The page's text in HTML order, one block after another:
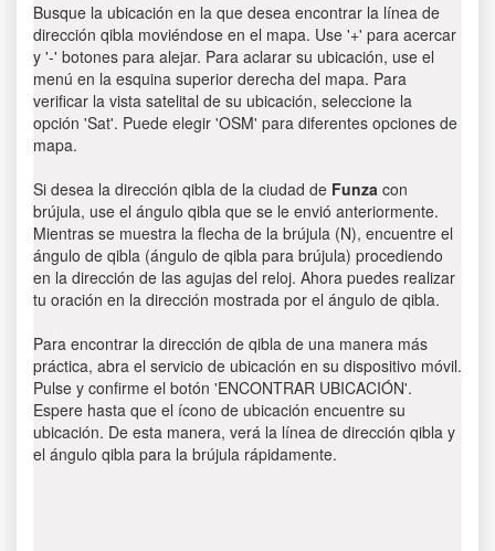
Busque la ubicación en la que desea encontrar la línea de
dirección qibla moviéndose en el mapa. Use '+' para acercar
y '-' botones para alejar. Para aclarar su ubicación, use el
menú en la esquina superior derecha del mapa. Para
verificar la vista satelital de su ubicación, seleccione la
opción 'Sat'. Puede elegir 'OSM' para diferentes opciones de
mapa.
Si desea la dirección qibla de la ciudad de Funza con
brújula, use el ángulo qibla que se le envió anteriormente.
Mientras se muestra la flecha de la brújula (N), encuentre el
ángulo de qibla (ángulo de qibla para brújula) procediendo
en la dirección de las agujas del reloj. Ahora puedes realizar
tu oración en la dirección mostrada por el ángulo de qibla.
Para encontrar la dirección de qibla de una manera más
práctica, abra el servicio de ubicación en su dispositivo móvil.
Pulse y confirme el botón 'ENCONTRAR UBICACIÓN'.
Espere hasta que el ícono de ubicación encuentre su
ubicación. De esta manera, verá la línea de dirección qibla y
el ángulo qibla para la brújula rápidamente.